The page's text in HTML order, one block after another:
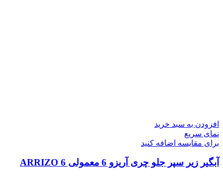
افزودن به سبد خرید
نمای سریع
برای مقایسه اضافه کنید
آبگیر زیر سپر جلو چری آریزو 6 معمولی ARRIZO 6